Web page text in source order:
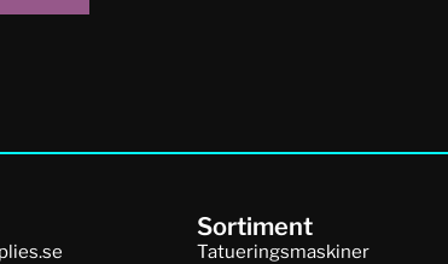
Sortiment
Tatueringsmaskiner